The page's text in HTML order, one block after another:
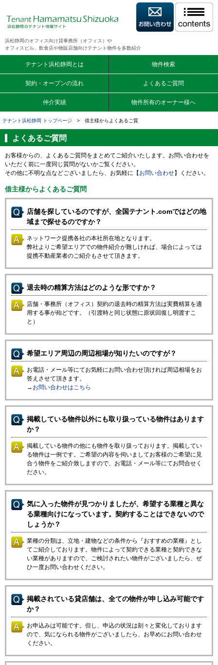
浜松静岡のオフィス向け貸事務所（オフィス）や
オフィスビル、飲食店や物販店舗向けテナント物件を多数紹介
テナント浜松静岡とは 物件検索
契約・オープンの流れ よくあるご質問
仲介実績 物件所有のオーナー様へ
テナント浜松静岡 トップページ > 借主様からよくあるご質
よくあるご質問
お客様からの、よくあるご質問をまとめてご紹介いたします。お問い合わせを
いただく前に一度同じ質問がないかご覧ください。
その他に不明な点などございましたら、お気軽に【お問い合わせ】ください。
借主様からよくあるご質問
店舗を探しているのですが、全国テナント.comではどの地
域まで探せるのですか？
ネットワーク提携各社の本社所在地となります。
弊社よりご希望エリアでの物件紹介が難しければ、場合によっては
提携不動産業者のご紹介もさせて頂きます。
退去時の精算方法はどのような形ですか？
店舗・事務所（オフィス）契約の退去時の精算方法は実費精算を適
用する事が殆どです。（引渡時と同じ状態に原状回復し明渡すこ
と）
希望エリア周辺の周辺相場が知りたいのですが？
お電話・メール等にてお気軽にお問い合わせ頂ければ周辺相場をお
答えさせて頂きます。
→ お問い合わせはこちら
掲載している物件以外にも取り扱っている物件はあります
か？
掲載している物件の他にも物件を取り扱っております。掲載してい
る物件は一例です。ご希望の内容を伺いましてお客様のご希望に見
合う物件をご紹介致しますので、お電話・メール等にてお問合せく
ださい。
気に入った物件が見つかりましたが、希望する業種と異な
る業種向けになっています。契約することはできないので
しょうか？
業種の分類は、立地・建物などの条件から『おすすめの業種』とし
てご紹介しております。物件によって契約できる業種と契約できな
い業種がありますので、ご検討されたい物件がございましたら、ぜ
ひ一度お問い合わせください。
掲載されている貸店舗は、全ての物件が申し込み可能です
か？
お申込みは可能です。但し、申込の状況は刻々と変化しております
ので、気になられる物件がございましたら、お早めにお問い合わせ
ください。